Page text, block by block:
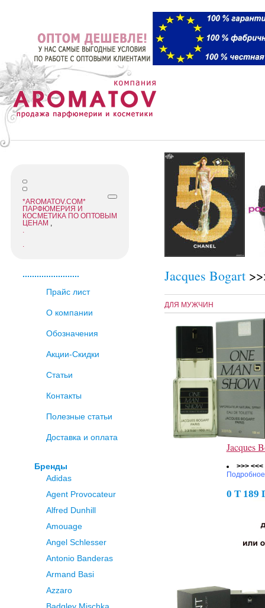
*AROMATOV.COM*
ПАРФЮМЕРИЯ И
КОСМЕТИКА ПО ОПТОВЫМ
ЦЕНАМ ,
.
.
........................
Прайс лист
О компании
Обозначения
Акции-Скидки
Статьи
Контакты
Полезные статьи
Доставка и оплата
Бренды
Adidas
Agent Provocateur
Alfred Dunhill
Amouage
Angel Schlesser
Antonio Banderas
Armand Basi
Azzaro
Jacques Bogart
ДЛЯ МУЖЧИН
Jacques
>>> <<<
0 Т 189